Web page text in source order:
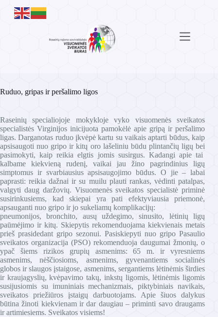
content
Ruduo, gripas ir peršalimo ligos
Raseinių specialiojoje mokykloje vyko visuomenės sveikatos
specialistės Virginijos inicijuota pamokėlė apie gripą ir peršalimo
ligas. Darganotas ruduo įkvėpė kartu su vaikais aptarti būdus, kaip
apsisaugoti nuo gripo ir kitų oro lašeliniu būdu plintančių ligų bei
pasimokyti, kaip reikia elgtis jomis susirgus. Kadangi apie tai
kalbame kiekvieną rudenį, vaikai jau žino pagrindinius ligų
simptomus ir svarbiausius apsisaugojimo būdus. O jie – labai
paprasti: reikia dažnai ir su muilu plauti rankas, vėdinti patalpas,
valgyti daug daržovių. Visuomenės sveikatos specialistė priminė
susirinkusiems, kad skiepai yra pati efektyviausia priemonė,
apsauganti nuo gripo ir jo sukeliamų komplikacijų:
pneumonijos, bronchito, ausų uždegimo, sinusito, lėtinių ligų
paūmėjimo ir kitų. Skiepytis rekomenduojama kiekvienais metais
prieš prasidedant gripo sezonui. Pasiskiepyti nuo gripo Pasaulio
sveikatos organizacija (PSO) rekomenduoja daugumai žmonių, o
ypač šiems rizikos grupių asmenims: 65 m. ir vyresniems
asmenims, nėščiosioms, asmenims, gyvenantiems socialinės
globos ir slaugos įstaigose, asmenims, sergantiems lėtinėmis širdies
ir kraujagyslių, kvėpavimo takų, inkstų ligomis, lėtinėmis ligomis
susijusiomis su imuniniais mechanizmais, piktybiniais navikais,
sveikatos priežiūros įstaigų darbuotojams. Apie šiuos dalykus
būtina žinoti kiekvienam ir dar daugiau – priminti savo draugams
ir artimiesiems. Sveikatos visiems!